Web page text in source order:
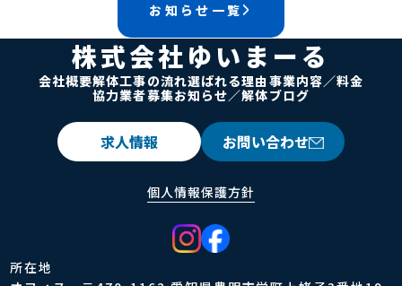
お知らせ一覧
株式会社ゆいまーる
所在地
会社概要解体工事の流れ選ばれる理由 事業内容／料金
協力業者募集お知らせ／解体ブログ
求人情報 お問い合わせ
個人情報保護方針